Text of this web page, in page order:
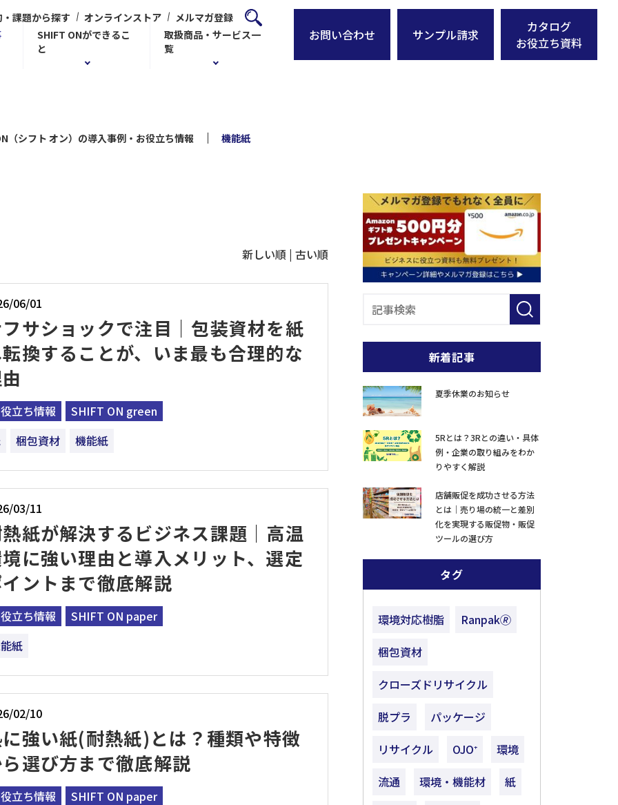
・課題から探す オンラインストア
メルマガ登録
SHIFT ONができるこ
と
取扱商品・サービス一
覧
お問い合わせ サンプル請求
カタログ
お役立ち資料
（シフト オン）の導入事例・お役立ち情報 機能紙
新しい順 |古い順
06/01
サショックで注目｜包装資材を紙
換することが、いま最も合理的な
立ち情報
SHIFT ON green
梱包資材 機能紙
03/11
紙が解決するビジネス課題｜高温
に強い理由と導入メリット、選定
ントまで徹底解説
立ち情報
SHIFT ON paper
紙
02/10
強い紙(耐熱紙)とは？種類や特徴
選び方まで徹底解説
立ち情報
SHIFT ON paper
新着記事
夏季休業のお知らせ
5Rとは？3Rとの違い・具体
例・企業の取り組みをわか
りやすく解説
店舗販促を成功させる方法
とは｜売り場の統一と差別
化を実現する販促物・販促
ツールの選び方
タグ
環境対応樹脂
Ranpak🄬
梱包資材
クローズドリサイクル
脱プラ
パッケージ
リサイクル
OJO⁺
環境
流通
環境・機能材
紙